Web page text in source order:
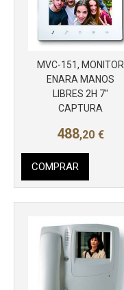
MVC-151, MONITOR
ENARA MANOS
LIBRES 2H 7"
CAPTURA
488,20 €
COMPRAR
Más info